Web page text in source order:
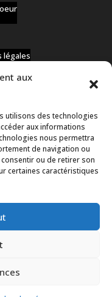
aux
utilisons des technologies
aux informations
nous permettra
de navigation ou
ou de retirer son
certaines caractéristiques
légales
sera